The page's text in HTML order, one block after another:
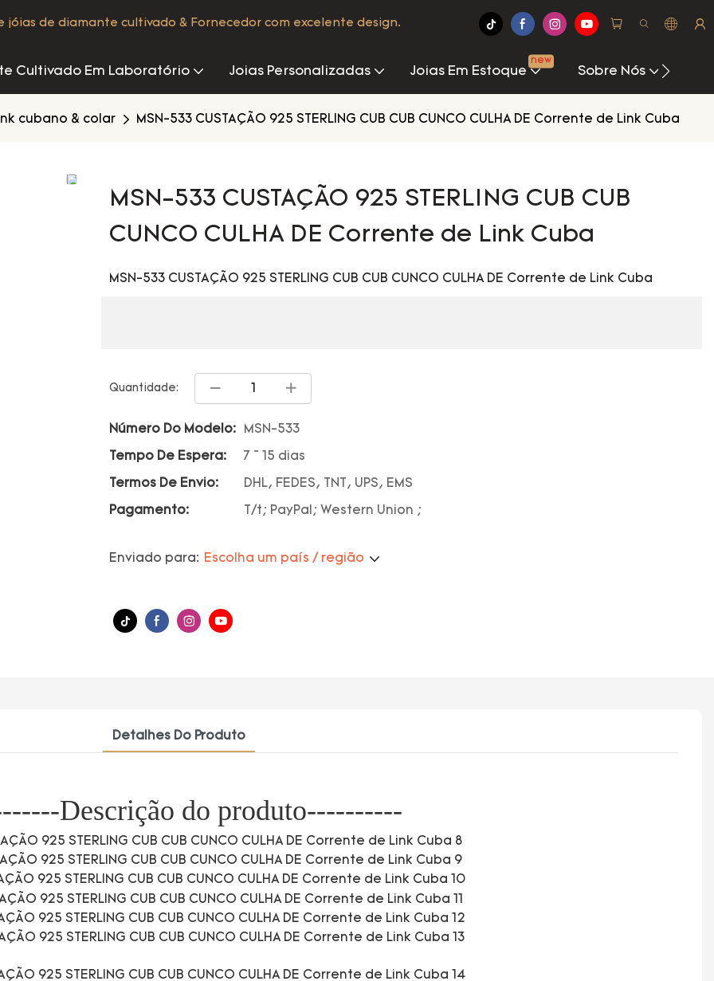
jóias de diamante cultivado & Fornecedor com excelente design.
Cultivado Em Laboratório Joias Personalizadas Joias Em Estoque
new
Sobre Nós
cubano & colar MSN-533 CUSTAÇÃO 925 STERLING CUB CUB CUNCO CULHA DE Corrente de Link Cuba
MSN-533 CUSTAÇÃO 925 STERLING CUB CUB
CUNCO CULHA DE Corrente de Link Cuba
MSN-533 CUSTAÇÃO 925 STERLING CUB CUB CUNCO CULHA DE Corrente de Link Cuba
Quantidade:
Número Do Modelo: MSN-533
Tempo De Espera: 7 ~ 15 dias
Termos De Envio: DHL, FEDES, TNT, UPS, EMS
Pagamento: T/t; PayPal; Western Union ;
Enviado para: Escolha um país / região
Detalhes Do Produto
Descrição do produto----------